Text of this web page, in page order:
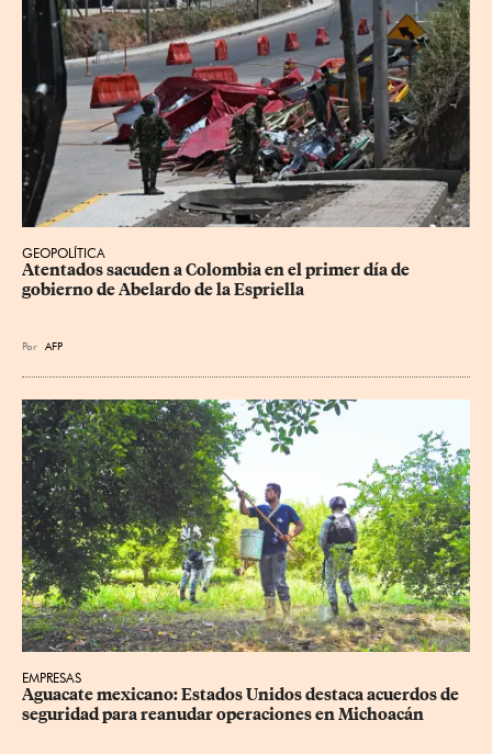
GEOPOLÍTICA
Atentados sacuden a Colombia en el primer día de
gobierno de Abelardo de la Espriella
Por AFP
EMPRESAS
Aguacate mexicano: Estados Unidos destaca acuerdos de
seguridad para reanudar operaciones en Michoacán